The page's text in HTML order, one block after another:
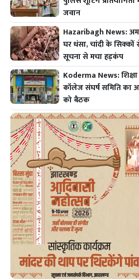
जवान
Hazaribagh News:
घर धंसा, चांदी के
सूचना से मचा हड़कंप
Koderma News:
कॉलेज संघर्ष समिति
को बैठक